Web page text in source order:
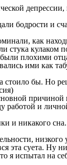
бодрости и
как
стука
плохими
ими как
бы. Но
работой и
никакого
низкого
эта суета. Ну
я испытал на